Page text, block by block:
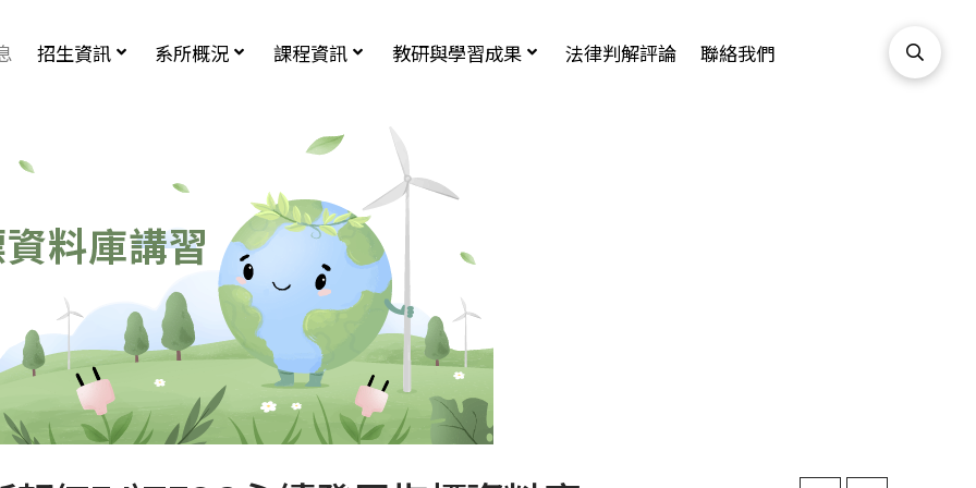
招生資訊 系所概況 課程資訊 教研與學習成果 法律判解評論 聯絡我們